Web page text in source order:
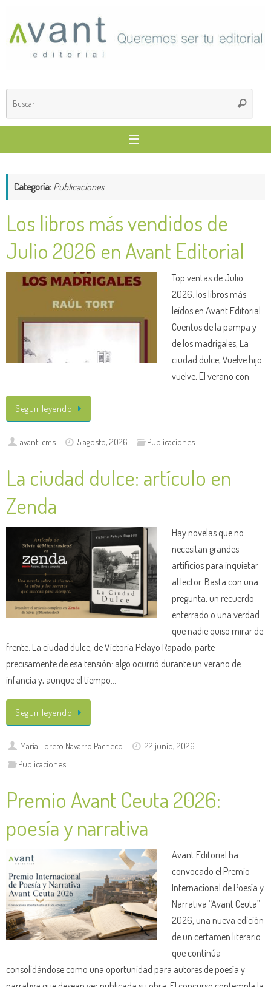
contenido
Buscar
Categoría:Publicaciones
Los libros más vendidos de
Julio 2026 en Avant Editorial
Top ventas de Julio
2026: los libros más
leídos en Avant Editorial.
Cuentos de la pampa y
de los madrigales, La
ciudad dulce, Vuelve hijo
vuelve, El verano con
Seguir leyendo
avant-cms 5 agosto, 2026 Publicaciones
La ciudad dulce: artículo en
Zenda
Hay novelas que no
necesitan grandes
artificios para inquietar
al lector. Basta con una
pregunta, un recuerdo
enterrado o una verdad
que nadie quiso mirar de
frente. La ciudad dulce, de Victoria Pelayo Rapado, parte
precisamente de esa tensión: algo ocurrió durante un verano de
infancia y, aunque el tiempo…
Seguir leyendo
María Loreto Navarro Pacheco
22 junio, 2026
Publicaciones
Premio Avant Ceuta 2026:
poesía y narrativa
Avant Editorial ha
convocado el Premio
Internacional de Poesía y
Narrativa “Avant Ceuta”
2026, una nueva edición
de un certamen literario
que continúa
consolidándose como una oportunidad para autores de poesía y